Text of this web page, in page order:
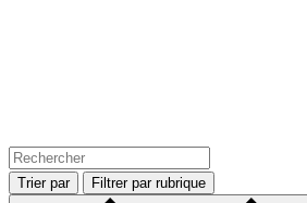
Trier par Filtrer par rubrique